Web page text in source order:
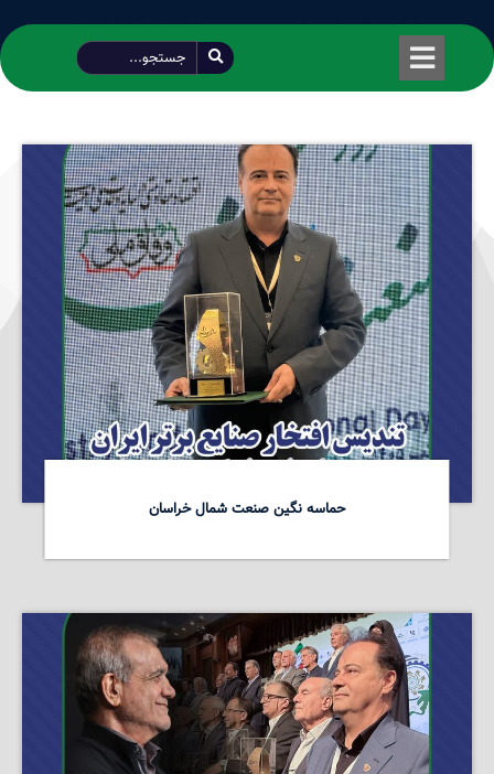
طراحی شده توسط محمود سیفی | 4215 887 0915
حماسه نگین صنعت شمال خراسان